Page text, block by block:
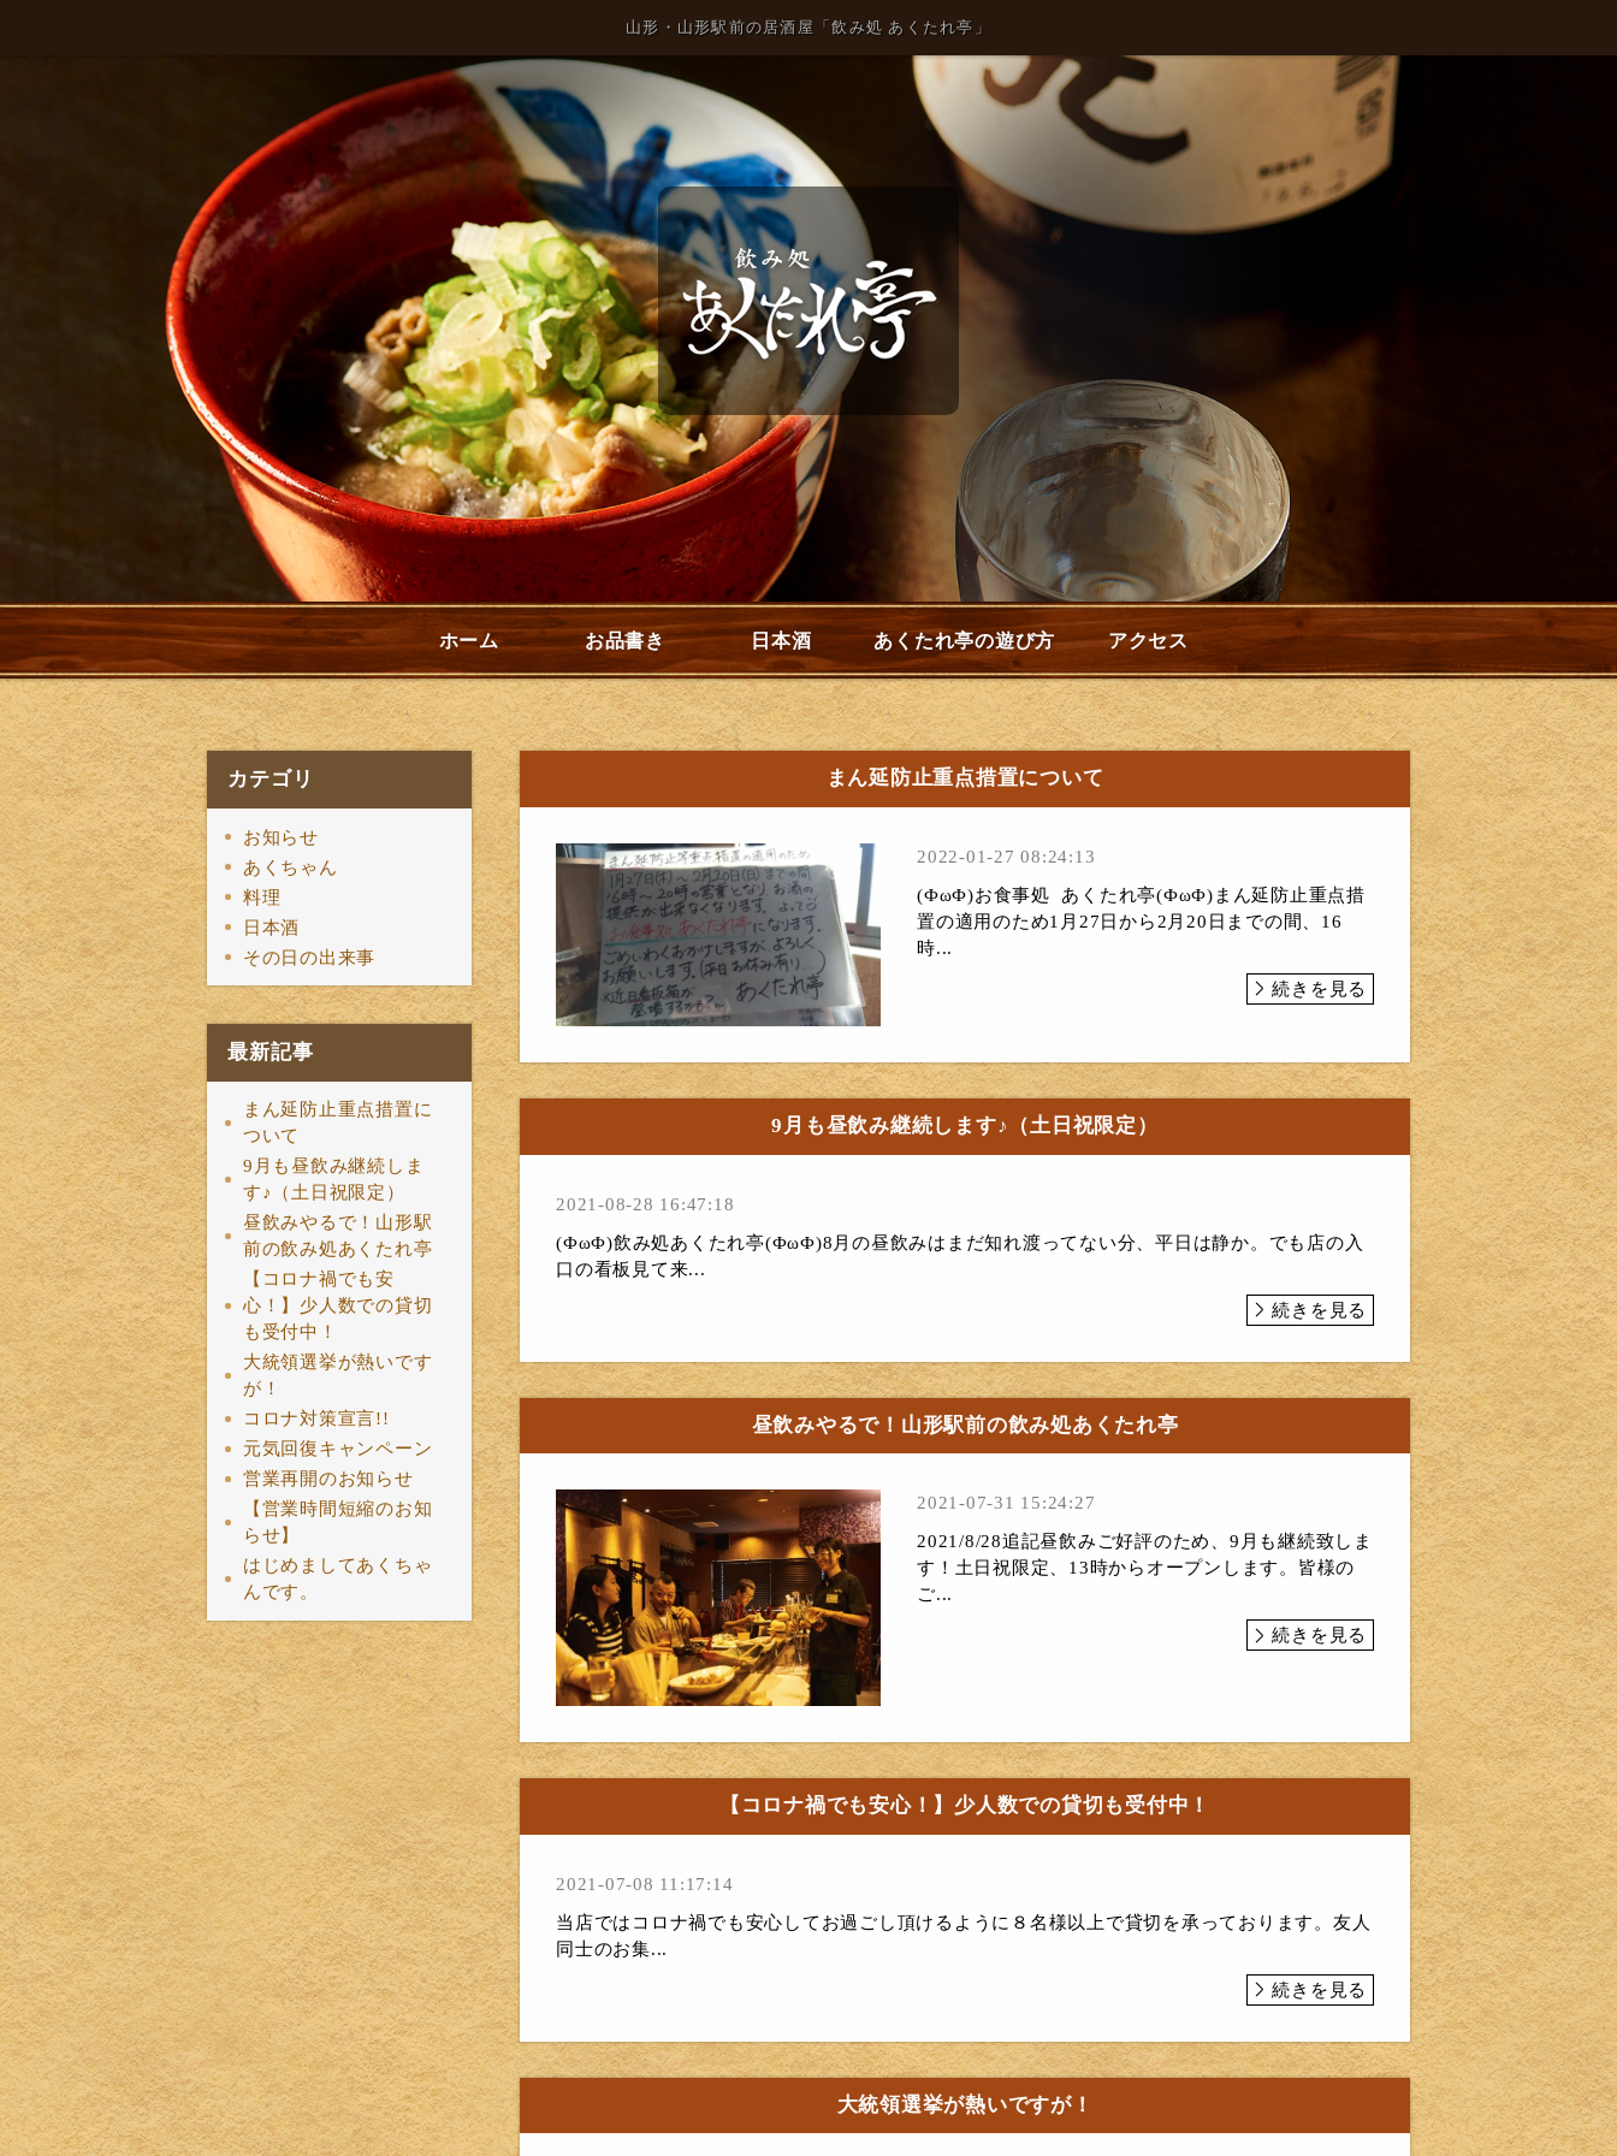
山形・山形駅前の居酒屋「飲み処 あくたれ亭」
ホーム お品書き 日本酒 あくたれ亭の遊び方 アクセス
カテゴリ
お知らせ
あくちゃん
料理
日本酒
その日の出来事
最新記事
まん延防止重点措置に
ついて
9月も昼飲み継続しま
す♪（土日祝限定）
昼飲みやるで！山形駅
前の飲み処あくたれ亭
【コロナ禍でも安
心！】少人数での貸切
も受付中！
大統領選挙が熱いです
が！
コロナ対策宣言!!
元気回復キャンペーン
営業再開のお知らせ
【営業時間短縮のお知
らせ】
はじめましてあくちゃ
んです。
まん延防止重点措置について
2022-01-27 08:24:13
(ФωФ)お食事処 あくたれ亭(ФωФ)まん延防止重点措
置の適用のため1月27日から2月20日までの間、16
時...
続きを見る
9月も昼飲み継続します♪（土日祝限定）
2021-08-28 16:47:18
(ФωФ)飲み処あくたれ亭(ФωФ)8月の昼飲みはまだ知れ渡ってない分、平日は静か。でも店の入
口の看板見て来...
続きを見る
昼飲みやるで！山形駅前の飲み処あくたれ亭
2021-07-31 15:24:27
2021/8/28追記昼飲みご好評のため、9月も継続致しま
す！土日祝限定、13時からオープンします。皆様の
ご...
続きを見る
【コロナ禍でも安心！】少人数での貸切も受付中！
2021-07-08 11:17:14
当店ではコロナ禍でも安心してお過ごし頂けるように８名様以上で貸切を承っております。友人
同士のお集...
続きを見る
大統領選挙が熱いですが！